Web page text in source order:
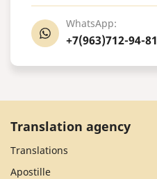
WhatsApp:
+7(963)712-94-81
Translation agency
Translations
Apostille